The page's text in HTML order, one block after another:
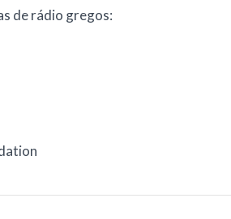
de rádio gregos: